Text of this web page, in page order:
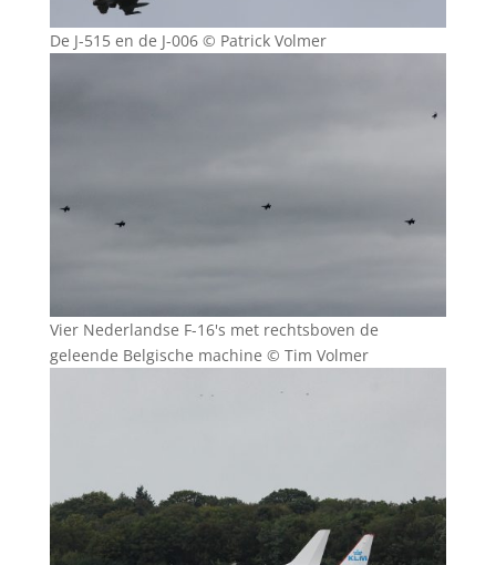
De J-515 en de J-006 © Patrick Volmer
Vier Nederlandse F-16's met rechtsboven de
geleende Belgische machine © Tim Volmer